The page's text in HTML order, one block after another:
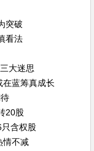
突破
看法
大迷思
蓝筹真成长
20股
含权股
不减